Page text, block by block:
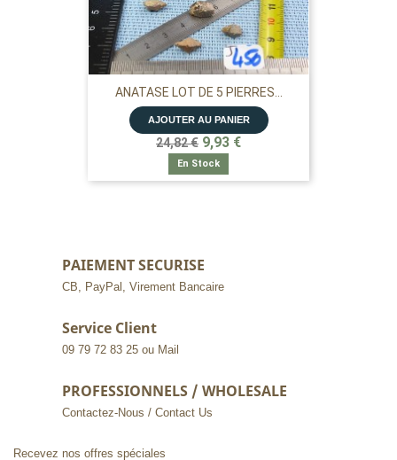
ANATASE LOT DE 5 PIERRES...
AJOUTER AU PANIER
24,82 € 9,93 €
En Stock
PAIEMENT SECURISE
CB, PayPal, Virement Bancaire
Service Client
09 79 72 83 25 ou Mail
PROFESSIONNELS / WHOLESALE
Contactez-Nous / Contact Us
Recevez nos offres spéciales